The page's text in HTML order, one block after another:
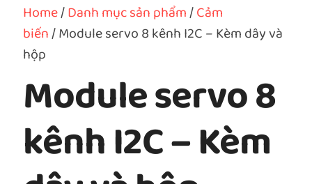
Home/Danh mục sản phẩm/Cảm
biến/ Module servo 8 kênh I2C – Kèm dây và
hộp
Module servo 8
kênh I2C – Kèm